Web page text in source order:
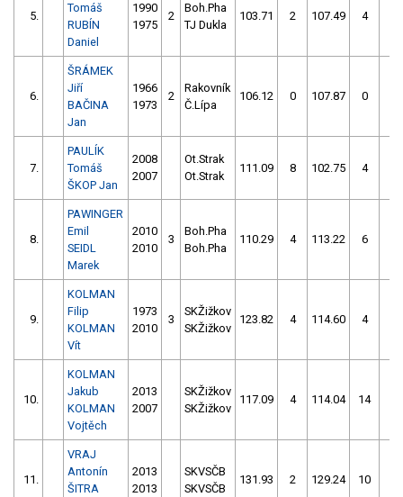
5.
Tomáš
RUBÍN
Daniel
1990
1975
2
Boh.Pha
TJ Dukla
103.71 2 107.49 4
6.
ŠRÁMEK
Jiří
BAČINA
Jan
1966
1973
2
Rakovník
Č.Lípa
106.12 0 107.87 0
7.
PAULÍK
Tomáš
ŠKOP Jan
2008
2007
Ot.Strak
Ot.Strak
111.09 8 102.75 4
8.
PAWINGER
Emil
SEIDL
Marek
2010
2010
3
Boh.Pha
Boh.Pha
110.29 4 113.22 6
9.
KOLMAN
Filip
KOLMAN
Vít
1973
2010
3
SKŽižkov
SKŽižkov
123.82 4 114.60 4
10.
KOLMAN
Jakub
KOLMAN
Vojtěch
2013
2007
SKŽižkov
SKŽižkov
117.09 4 114.04 14
11.
VRAJ
Antonín
ŠITRA
2013
2013
SKVSČB
SKVSČB
131.93 2 129.24 10